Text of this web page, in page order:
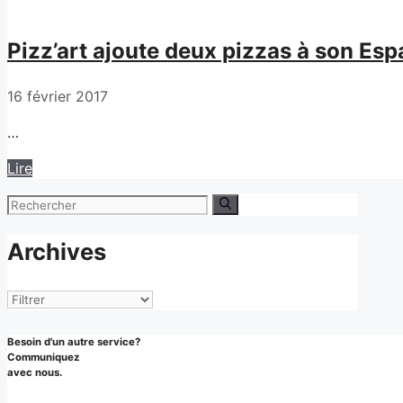
Pizz’art ajoute deux pizzas à son
16 février 2017
…
Lire
Rechercher :
Archives
Archives
Besoin d'un autre service?
Communiquez
avec nous.